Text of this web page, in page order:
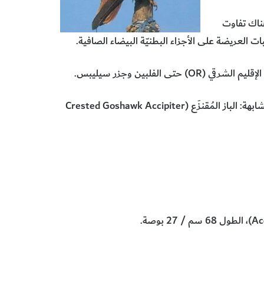
تفاوت
العريضة على الأجزاء البطنيّة البيضاء الصافية.
الشرقي (OR) حتى الفلبين وجزر سيليبس.
Crested Goshawk Accipiter
)، الطول 68 سم / 27 بوصة.